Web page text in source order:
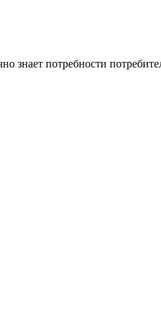
потребности